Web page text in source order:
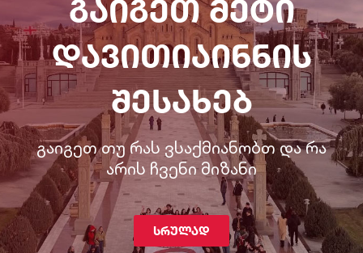
გაიგეთ მეტი
დავითიაინნის
შესახებ
გაიგეთ თუ რას ვსაქმიანობთ და რა
არის ჩვენი მიზანი
სრულად